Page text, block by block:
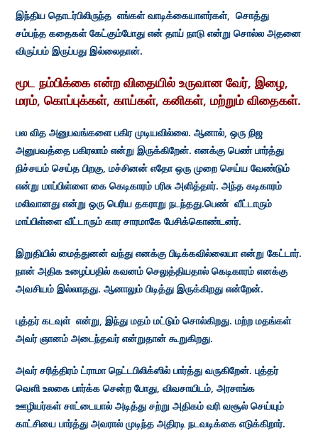
இந்திய தொடர்பிலிருந்த எங்கள் வாடிக்கையாளர்கள், சொத்து
சம்பந்த கதைகள் கேட்கும்போது என் தாய் நாடு என்று சொல்ல அதனை
விருப்பம் இருப்பது இல்லைதான்.
மூட நம்பிக்கை என்ற விதையில் உருவான வேர், இழை,
மரம், கொப்புக்கள், காய்கள், கனிகள், மற்றும் விதைகள்.
பல வித அனுபவங்களை பகிர முடியவில்லை. ஆனால், ஒரு நிஜ
அனுபவத்தை பகிரலாம் என்று இருக்கிறேன். எனக்கு பெண் பார்த்து
நிச்சயம் செய்த பிறகு, மச்சினன் எதோ ஒரு முறை செய்ய வேண்டும்
என்று மாப்பிள்ளை கை கெடிகாரம் பரிசு அளித்தார். அந்த கடிகாரம்
மலிவானது என்று ஒரு பெரிய தகராறு நடந்தது.பெண் வீட்டாரும்
மாப்பிள்ளை வீட்டாரும் கார சாரமாகே பேசிக்கொண்டனர்.
இறுதியில் மைத்துனன் வந்து எனக்கு பிடிக்கவில்லையா என்று கேட்டார்.
நான் அதிக உழைப்பதில் கவனம் செலுத்தியதால் கெடிகாரம் எனக்கு
அவசியம் இல்லாதது. ஆனாலும் பிடித்து இருக்கிறது என்றேன்.
புத்தர் கடவுள் என்று, இந்து மதம் மட்டும் சொல்கிறது. மற்ற மதங்கள்
அவர் ஞானம் அடைந்தவர் என்றுதான் கூறுகிறது.
அவர் சரித்திரம் ட்ராமா நெட்டபிலிக்ஸில் பார்த்து வருகிறேன். புத்தர்
வெளி உலகை பார்க்க சென்ற போது, விவசாயிடம், அரசாங்க
ஊழியர்கள் சாட்டையால் அடித்து சற்று அதிகம் வரி வசூல் செய்யும்
காட்சியை பார்த்து அவரால் முடிந்த அதிரடி நடவடிக்கை எடுக்கிறார்.